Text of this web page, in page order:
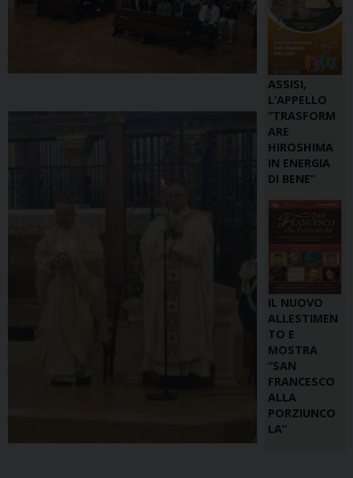
ASSISI,
L’APPELLO
“TRASFORM
ARE
HIROSHIMA
IN ENERGIA
DI BENE”
IL NUOVO
ALLESTIMEN
TO E
MOSTRA
“SAN
FRANCESCO
ALLA
PORZIUNCO
LA”